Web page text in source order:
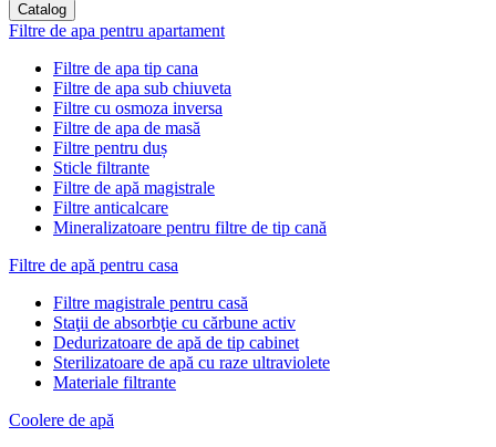
Catalog
Filtre de apa pentru apartament
Filtre de apa tip cana
Filtre de apa sub chiuveta
Filtre cu osmoza inversa
Filtre de apa de masă
Filtre pentru duș
Sticle filtrante
Filtre de apă magistrale
Filtre anticalcare
Mineralizatoare pentru filtre de tip cană
Filtre de apă pentru casa
Filtre magistrale pentru casă
Staţii de absorbţie cu cărbune activ
Dedurizatoare de apă de tip cabinet
Sterilizatoare de apă cu raze ultraviolete
Materiale filtrante
Coolere de apă